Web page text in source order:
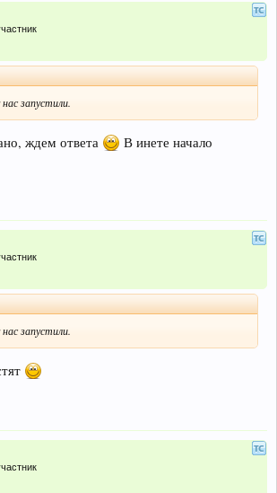
запустили.
ждем ответа
В инете начало
запустили.